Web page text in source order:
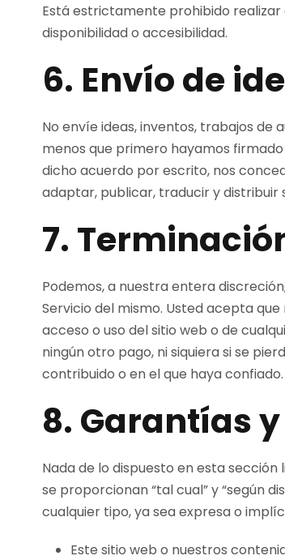
Está estrictamente prohibido
disponibilidad o accesibilidad.
6. Envío de
No envíe ideas, inventos, trabajos
menos que primero hayamos
dicho acuerdo por escrito, nos
adaptar, publicar, traducir y distribuir
7.
Podemos, a nuestra entera
Servicio del mismo. Usted acepta
acceso o uso del sitio web o de
ningún otro pago, ni siquiera si se
contribuido o en el que haya
8. Garantías
Nada de lo dispuesto en esta
se proporcionan “tal cual” y “según
cualquier tipo, ya sea expresa o
Este sitio web o nuestros